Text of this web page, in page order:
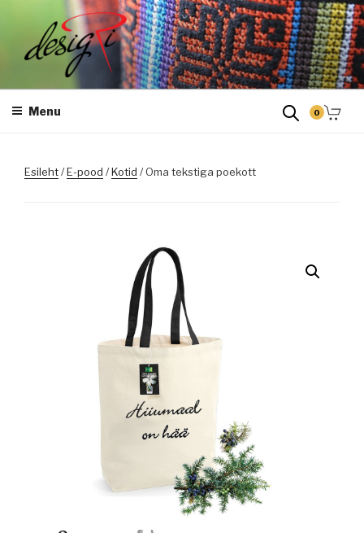
content
DESIGRI
Masintikkimine, tiimiriided, logo riietele tikkimine, kodukoha pusad,
Menu 0
Esileht/E-pood /Kotid / Oma tekstiga poekott